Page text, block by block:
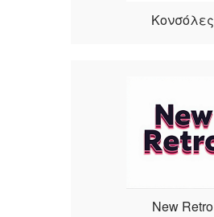
Κονσόλες
New Retro